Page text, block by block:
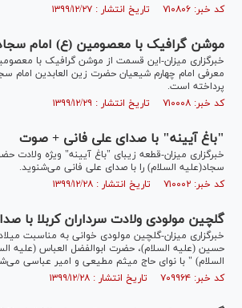
کد خبر: ۷۱۰۸۰۶ تاریخ انتشار : ۱۳۹۹/۱۲/۲۷
موشن گرافیک با معصومین (ع) امام
خبرگزاری میزان-این قسمت از موشن گرافیک با
معرفی امام چهارم شیعیان حضرت زین العابدین امام
پرداخته است.
کد خبر: ۷۱۰۰۰۸ تاریخ انتشار : ۱۳۹۹/۱۲/۲۹
"باغ آیینه" با صدای علی فانی + صوت
خبرگزاری میزان-قطعه زیبای "باغ آیینه" ویژه ولادت
سجاد(علیه السلام) را با صدای علی فانی می‌شنوید.
کد خبر: ۷۱۰۰۰۲ تاریخ انتشار : ۱۳۹۹/۱۲/۲۸
گلچین مولودی ولادت سرداران کربلا با
خبرگزاری میزان-گلچین مولودی خوانی به مناسبت میلاد
حسین (علیه السلام)، حضرت ابوالفضل العباس (علیه
السلام) " با نوای حاج میثم مطیعی و امیر عباسی
کد خبر: ۷۰۹۹۶۴ تاریخ انتشار : ۱۳۹۹/۱۲/۲۸